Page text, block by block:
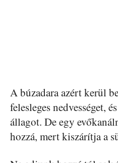
A búzadara azért kerül
felesleges nedvességet,
állagot. De egy
hozzá, mert kiszárítja a